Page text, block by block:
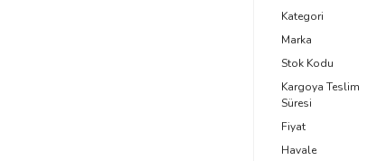
Kategori
Marka
Stok Kodu
Kargoya Teslim
Süresi
Fiyat
Havale